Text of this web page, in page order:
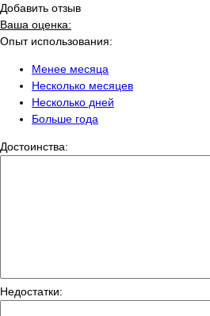
Добавить отзыв
Ваша оценка:
Опыт использования:
Менее месяца
Несколько месяцев
Несколько дней
Больше года
Достоинства:
Недостатки: